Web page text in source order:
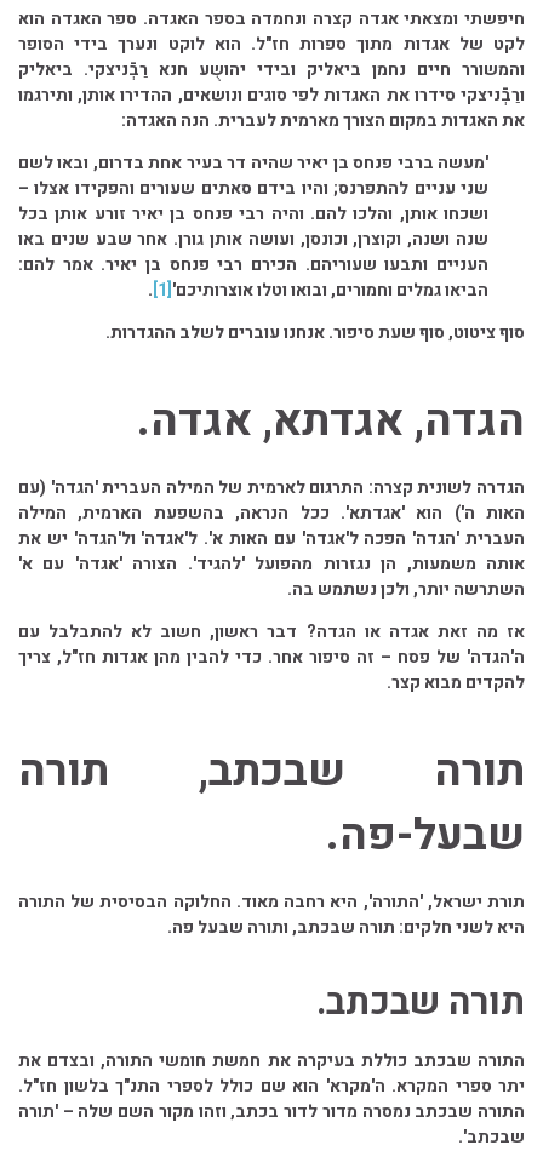
חיפשתי ומצאתי אגדה קצרה ונחמדה בספר האגדה. ספר האגדה הוא
לקט של אגדות מתוך ספרות חז"ל. הוא לוקט ונערך בידי הסופר
והמשורר חיים נחמן ביאליק ובידי יהושֻע חנא רַבְֿניצקי. ביאליק
ורַבְֿניצקי סידרו את האגדות לפי סוגים ונושאים, ההדירו אותן, ותירגמו
את האגדות במקום הצורך מארמית לעברית. הנה האגדה:
'מעשה ברבי פנחס בן יאיר שהיה דר בעיר אחת בדרום, ובאו לשם
שני עניים להתפרנס; והיו בידם סאתים שעורים והפקידו אצלו –
ושכחו אותן, והלכו להם. והיה רבי פנחס בן יאיר זורע אותן בכל
שנה ושנה, וקוצרן, וכונסן, ועושה אותן גורן. אחר שבע שנים באו
העניים ותבעו שעוריהם. הכירם רבי פנחס בן יאיר. אמר להם:
הביאו גמלים וחמורים, ובואו וטלו אוצרותיכם'[1]
.
סוף ציטוט, סוף שעת סיפור. אנחנו עוברים לשלב ההגדרות.
הגדה, אגדתא, אגדה.
הגדרה לשונית קצרה: התרגום לארמית של המילה העברית 'הגדה' (עם
האות ה') הוא 'אגדתא'. ככל הנראה, בהשפעת הארמית, המילה
העברית 'הגדה' הפכה ל'אגדה' עם האות א'. ל'אגדה' ול'הגדה' יש את
אותה משמעות, הן נגזרות מהפועל 'להגיד'. הצורה 'אגדה' עם א'
השתרשה יותר, ולכן נשתמש בה.
אז מה זאת אגדה או הגדה? דבר ראשון, חשוב לא להתבלבל עם
ה'הגדה' של פסח – זה סיפור אחר. כדי להבין מהן אגדות חז"ל, צריך
להקדים מבוא קצר.
תורה שבכתב, תורה
שבעל-פה.
תורת ישראל, 'התורה', היא רחבה מאוד. החלוקה הבסיסית של התורה
היא לשני חלקים: תורה שבכתב, ותורה שבעל פה.
תורה שבכתב.
התורה שבכתב כוללת בעיקרה את חמשת חומשי התורה, ובצדם את
יתר ספרי המקרא. ה'מקרא' הוא שם כולל לספרי התנ"ך בלשון חז"ל.
התורה שבכתב נמסרה מדור לדור בכתב, וזהו מקור השם שלה – 'תורה
שבכתב'.